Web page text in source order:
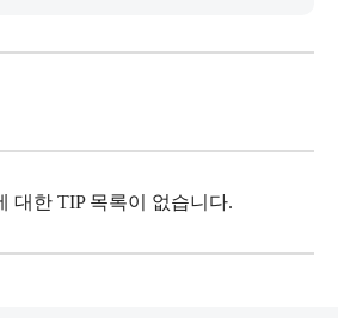
대한 TIP 목록이 없습니다.